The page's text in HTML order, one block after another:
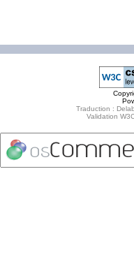
Traduction :
Validation